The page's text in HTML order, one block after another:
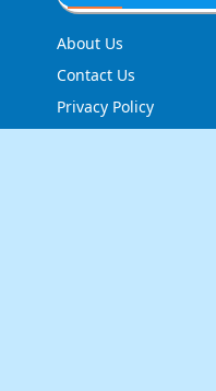
About Us
Contact Us
Privacy Policy